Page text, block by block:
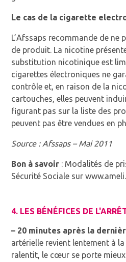
Le cas de la cigarette
L’Afssaps recommande de ne
de produit. La nicotine
substitution nicotinique est
cigarettes électroniques ne
contrôle et, en raison de la
cartouches, elles peuvent
figurant pas sur la liste des
peuvent pas être vendues en
Source : Afssaps – Mai 2011
Bon à savoir : Modalités de
Sécurité Sociale sur
4. LES BÉNÉFICES DE
– 20 minutes après la
artérielle revient lentement à
ralentit, le cœur se porte